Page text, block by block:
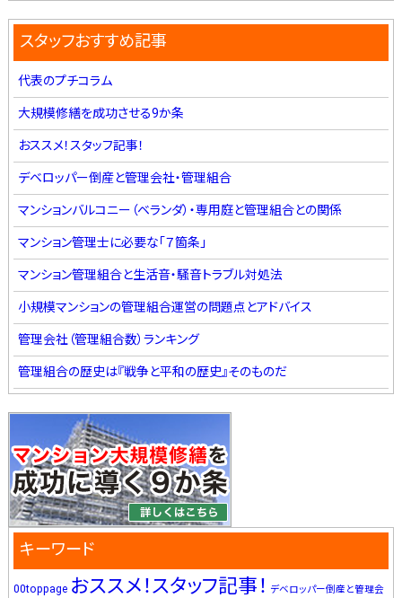
スタッフおすすめ記事
代表のプチコラム
大規模修繕を成功させる9か条
おススメ！スタッフ記事！
デベロッパー倒産と管理会社・管理組合
マンションバルコニー（ベランダ）・専用庭と管理組合との関係
マンション管理士に必要な「７箇条」
マンション管理組合と生活音・騒音トラブル対処法
小規模マンションの管理組合運営の問題点とアドバイス
管理会社（管理組合数）ランキング
管理組合の歴史は『戦争と平和の歴史』そのものだ
キーワード
00toppage おススメ！スタッフ記事！ デベロッパー倒産と管理会